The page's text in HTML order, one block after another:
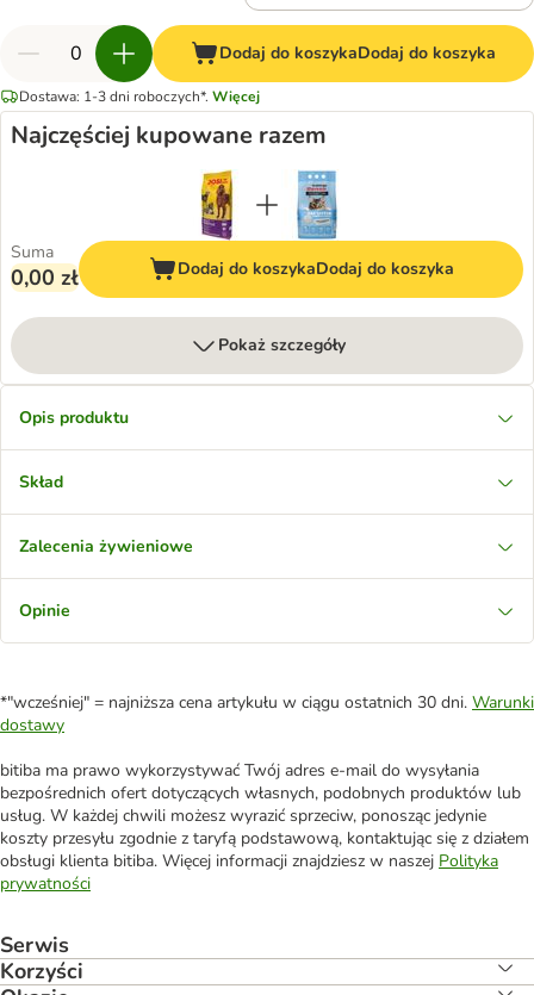
Dodaj do koszykaDodaj do koszyka
Dostawa: 1-3 dni roboczych*. Więcej
Najczęściej kupowane razem
Suma
0,00 zł Dodaj do koszykaDodaj do koszyka
Pokaż szczegóły
Opis produktu
Skład
Zalecenia żywieniowe
Opinie
*"wcześniej" = najniższa cena artykułu w ciągu ostatnich 30 dni. Warunki
dostawy
bitiba ma prawo wykorzystywać Twój adres e-mail do wysyłania
bezpośrednich ofert dotyczących własnych, podobnych produktów lub
usług. W każdej chwili możesz wyrazić sprzeciw, ponosząc jedynie
koszty przesyłu zgodnie z taryfą podstawową, kontaktując się z działem
obsługi klienta bitiba. Więcej informacji znajdziesz w naszej Polityka
prywatności
Serwis
Korzyści